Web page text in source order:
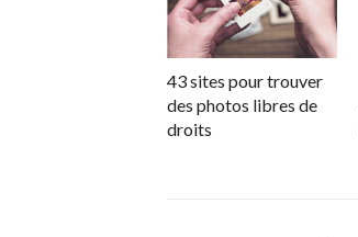
43 sites pour trouver
des photos libres de
droits